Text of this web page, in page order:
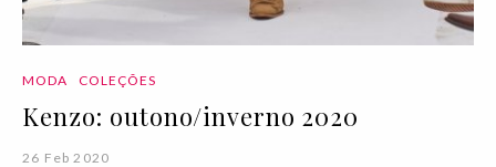
MODA COLEÇÕES
Kenzo: outono/inverno 2020
26 Feb 2020